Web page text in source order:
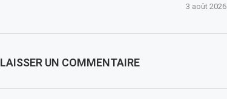
3 août 2026
LAISSER UN COMMENTAIRE